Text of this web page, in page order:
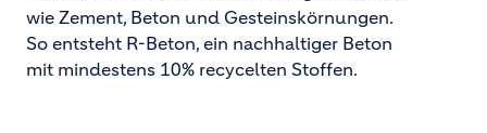
wie Zement, Beton und Gesteinskörnungen.
So entsteht R-Beton, ein nachhaltiger Beton
mit mindestens 10% recycelten Stoffen.